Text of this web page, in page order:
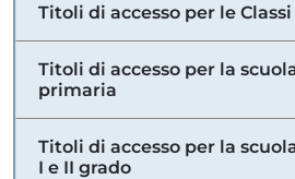
Titoli di accesso per le
Titoli di accesso per la
primaria
Titoli di accesso per la
I e II grado